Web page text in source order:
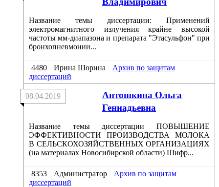
Название темы диссертации: Применений
электромагнитного излучения крайне высокой
частоты мм-диапазона и препарата "Этасульфон" при
бронхопневмонии...
4480 Ирина Шорина
Архив по защитам
диссертаций
Антошкина Ольга
Геннадьевна
08.04.2019
Название темы диссертации ПОВЫШЕНИЕ
ЭФФЕКТИВНОСТИ ПРОИЗВОДСТВА МОЛОКА
В СЕЛЬСКОХОЗЯЙСТВЕННЫХ ОРГАНИЗАЦИЯХ
(на материалах Новосибирской области) Шифр...
8353 Администратор
Архив по защитам
диссертаций